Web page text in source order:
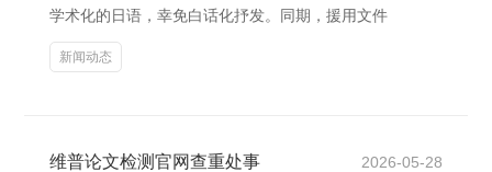
学术化的日语，幸免白话化抒发。同期，援用文件
新闻动态
维普论文检测官网查重处事 2026-05-28